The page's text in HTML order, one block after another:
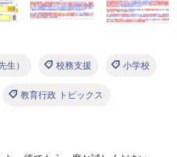
生） 校務支援 小学校
教育行政 トピックス